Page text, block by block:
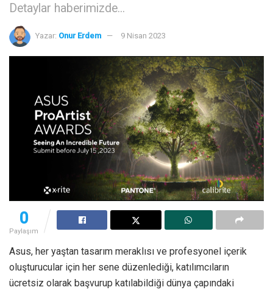
Detaylar haberimizde...
Yazar: Onur Erdem 9 Nisan 2023
0
Paylaşım
Asus, her yaştan tasarım meraklısı ve profesyonel içerik
oluşturucular için her sene düzenlediği, katılımcıların
ücretsiz olarak başvurup katılabildiği dünya çapındaki